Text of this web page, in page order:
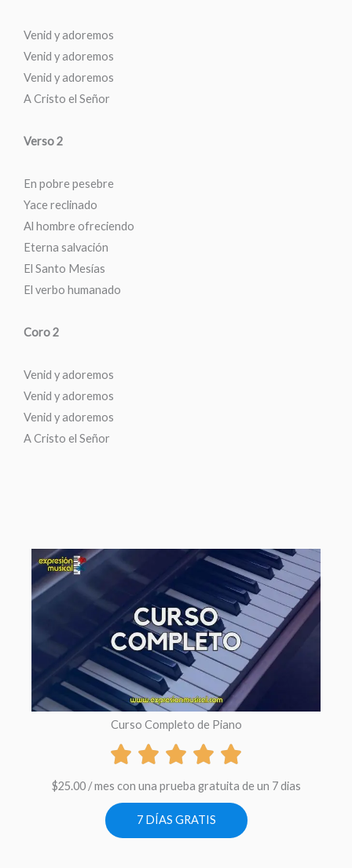
Venid y adoremos
Venid y adoremos
Venid y adoremos
A Cristo el Señor
Verso 2
En pobre pesebre
Yace reclinado
Al hombre ofreciendo
Eterna salvación
El Santo Mesías
El verbo humanado
Coro 2
Venid y adoremos
Venid y adoremos
Venid y adoremos
A Cristo el Señor
Curso Completo de Piano
$25.00 / mes con una prueba gratuita de un 7 dias
7 DÍAS GRATIS